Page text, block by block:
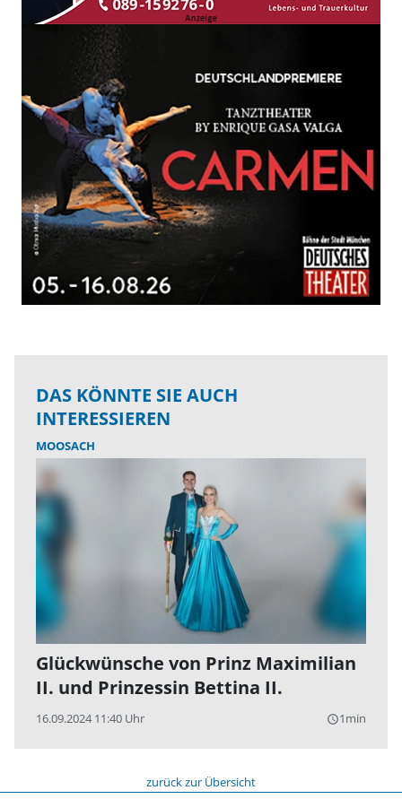
DAS KÖNNTE SIE AUCH
INTERESSIEREN
MOOSACH
Glückwünsche von Prinz Maximilian
II. und Prinzessin Bettina II.
16.09.2024 11:40 Uhr query_builder1min
zurück zur Übersicht